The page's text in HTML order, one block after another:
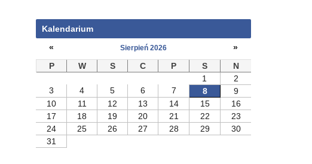
Kalendarium
«
Sierpień 2026
»
P
W S C P S
N
1
2
3
4 5 6 7 8
9
10
11 12 13 14 15
16
17
18 19 20 21 22
23
24
25 26 27 28 29
30
31